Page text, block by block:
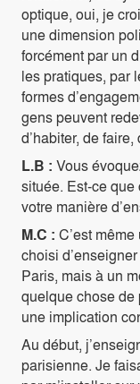
optique, oui, je
une dimension
forcément par un
les pratiques, par
formes
gens peuvent
d’habiter, de
L.B : Vous
située. Est-ce
votre manière
M.C : C’est
choisi
Paris, mais à un
quelque chose de
une implication
Au début,
parisienne. Je